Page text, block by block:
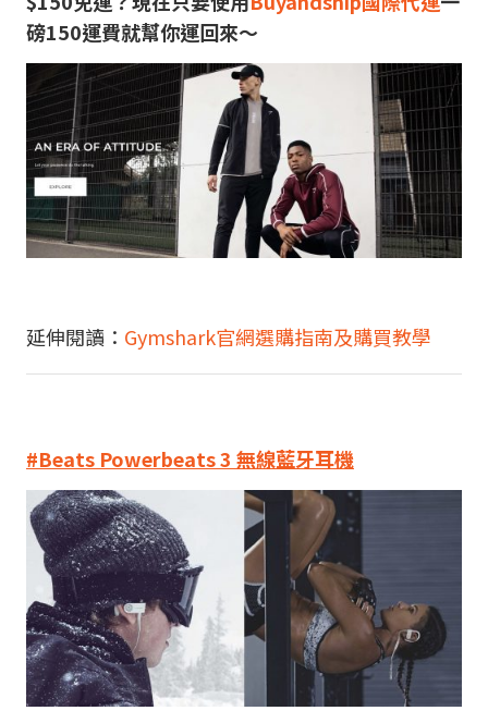
磅150運費就幫你運回來～
延伸閱讀： Gymshark官網選購指南及購買教學
#Beats Powerbeats 3 無線藍牙耳機